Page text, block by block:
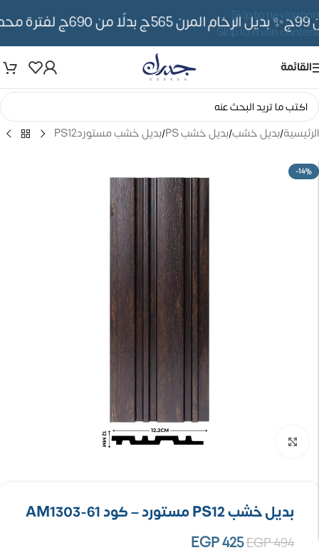
Skip to navigation
Skip to main content
✨ بديل الرخام المرن 565ج بدلًا من 690ج لفترة محدوده
القائمة
الرئيسية/بديل خشب/بديل خشب PS /بديل خشب مستوردPS12
-14%
بديل خشب PS12 مستورد – كود AM1303-61
EGP494
EGP425